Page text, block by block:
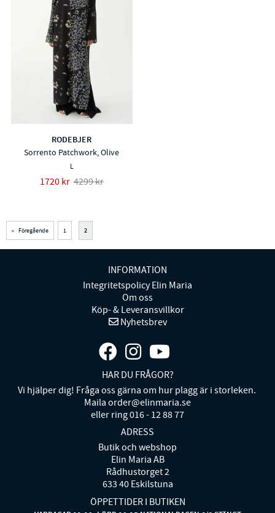
RODEBJER
Sorrento Patchwork, Olive
L
1720 kr 4299 kr
« Föregående 1 2
INFORMATION
Integritetspolicy Elin Maria
Om oss
Köp- & Leveransvillkor
Nyhetsbrev
HAR DU FRÅGOR?
Vi hjälper dig! Fråga oss gärna om hur plagg är i storleken.
Maila order@elinmaria.se
eller ring 016 - 12 88 77
ADRESS
Butik och webshop
Elin Maria AB
Rådhustorget 2
633 40 Eskilstuna
ÖPPETTIDER I BUTIKEN